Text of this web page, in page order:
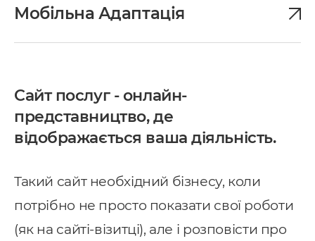
Мобільна Адаптація
Сайт послуг - онлайн-
представництво, де
відображається ваша діяльність.
Такий сайт необхідний бізнесу, коли
потрібно не просто показати свої роботи
(як на сайті-візитці), але і розповісти про